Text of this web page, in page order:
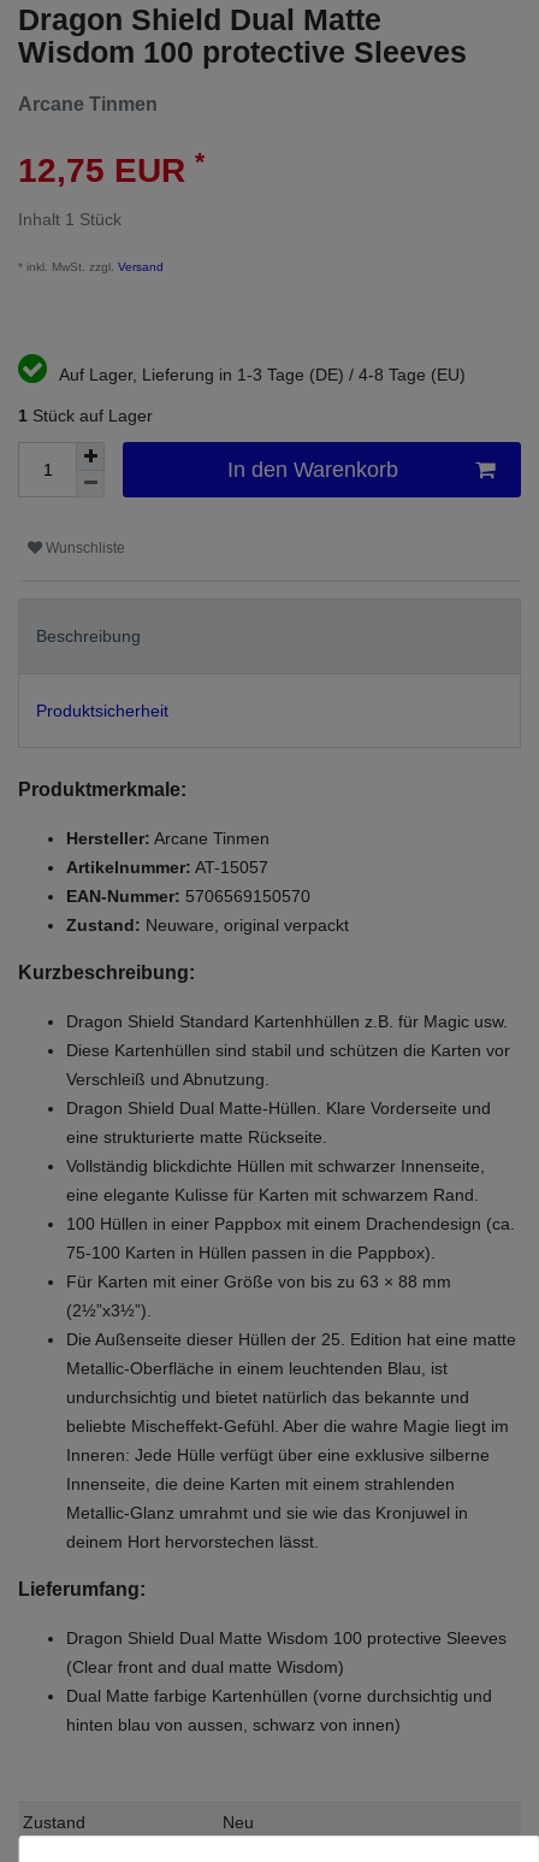
Dragon Shield Dual Matte
Wisdom 100 protective Sleeves
Arcane Tinmen
12,75 EUR *
Inhalt 1 Stück
* inkl. MwSt. zzgl. Versand
Auf Lager, Lieferung in 1-3 Tage (DE) / 4-8 Tage (EU)
1 Stück auf Lager
In den Warenkorb
Wunschliste
Beschreibung
Produktsicherheit
Produktmerkmale:
Hersteller: Arcane Tinmen
Artikelnummer: AT-15057
EAN-Nummer: 5706569150570
Zustand: Neuware, original verpackt
Kurzbeschreibung:
Dragon Shield Standard Kartenhhüllen z.B. für Magic usw.
Diese Kartenhüllen sind stabil und schützen die Karten vor
Verschleiß und Abnutzung.
Dragon Shield Dual Matte-Hüllen. Klare Vorderseite und
eine strukturierte matte Rückseite.
Vollständig blickdichte Hüllen mit schwarzer Innenseite,
eine elegante Kulisse für Karten mit schwarzem Rand.
100 Hüllen in einer Pappbox mit einem Drachendesign (ca.
75-100 Karten in Hüllen passen in die Pappbox).
Für Karten mit einer Größe von bis zu 63 × 88 mm
(2½”x3½”).
Die Außenseite dieser Hüllen der 25. Edition hat eine matte
Metallic-Oberfläche in einem leuchtenden Blau, ist
undurchsichtig und bietet natürlich das bekannte und
beliebte Mischeffekt-Gefühl. Aber die wahre Magie liegt im
Inneren: Jede Hülle verfügt über eine exklusive silberne
Innenseite, die deine Karten mit einem strahlenden
Metallic-Glanz umrahmt und sie wie das Kronjuwel in
deinem Hort hervorstechen lässt.
Lieferumfang:
Dragon Shield Dual Matte Wisdom 100 protective Sleeves
(Clear front and dual matte Wisdom)
Dual Matte farbige Kartenhüllen (vorne durchsichtig und
hinten blau von aussen, schwarz von innen)
Zustand Neu